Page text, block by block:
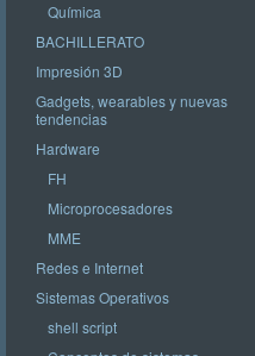
Química
BACHILLERATO
Impresión 3D
Gadgets, wearables y nuevas
tendencias
Hardware
FH
Microprocesadores
MME
Redes e Internet
Sistemas Operativos
shell script